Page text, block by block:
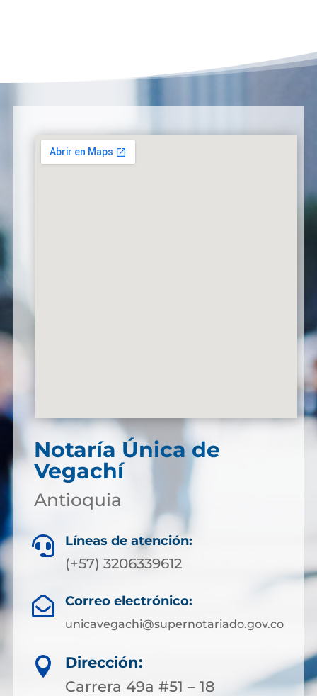
Notaría Única de
Vegachí
Antioquia
 Líneas de atención:
(+57) 3206339612
 Correo electrónico:
unicavegachi@supernotariado.gov.co

Dirección:
Carrera 49a #51 – 18